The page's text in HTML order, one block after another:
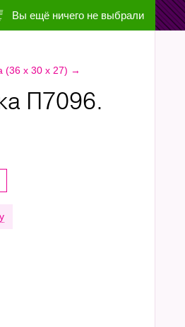
Вы ещё ничего не выбрали
(36 х 30 х 27) →
П7096.